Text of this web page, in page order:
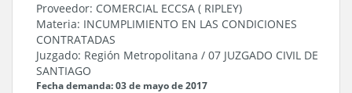
Proveedor: COMERCIAL ECCSA ( RIPLEY)
Materia: INCUMPLIMIENTO EN LAS CONDICIONES
CONTRATADAS
Juzgado: Región Metropolitana / 07 JUZGADO CIVIL DE
SANTIAGO
Fecha demanda: 03 de mayo de 2017